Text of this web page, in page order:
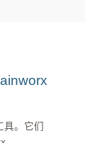
。它们